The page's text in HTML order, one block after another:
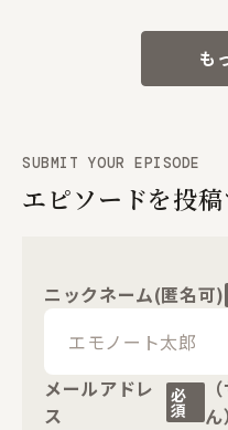
も
SUBMIT YOUR EPISODE
エピソードを投稿
ニックネーム(匿名可)
メールアドレ
ス
必
須
ん）